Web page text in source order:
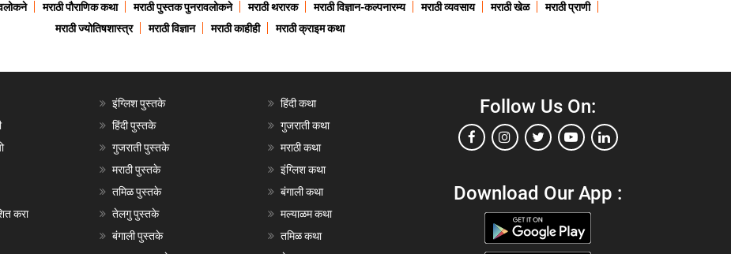
मराठी पौराणिक कथा मराठी पुस्तक पुनरावलोकने मराठी थरारक मराठी विज्ञान-कल्पनारम्य मराठी व्यवसाय मराठी खेळ
मराठी प्राणी
मराठी ज्योतिषशास्त्र
मराठी विज्ञान मराठी काहीही मराठी क्राइम कथा
करा
इंग्लिश पुस्तके
हिंदी पुस्तके
गुजराती पुस्तके
मराठी पुस्तके
तमिळ पुस्तके
तेलगु पुस्तके
बंगाली पुस्तके
हिंदी कथा
गुजराती कथा
मराठी कथा
इंग्लिश कथा
बंगाली कथा
मल्याळम कथा
तमिळ कथा
Follow Us On:
Download Our App :